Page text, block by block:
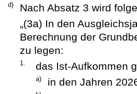
d)
Nach Absatz 3 wird
„(3a) In den
Berechnung der
zu legen:
1. das Ist-Aufkommen
a) in den Jahren